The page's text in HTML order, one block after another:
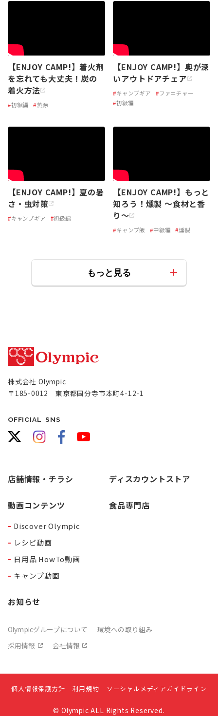
【ENJOY CAMP!】着火剤
を忘れても大丈夫！炭の
着火方法
#初級編 #熱源
【ENJOY CAMP!】奥が深
いアウトドアチェア
#キャンプギア #ファニチャー
#初級編
【ENJOY CAMP!】夏の暑
さ・虫対策
#キャンプギア #初級編
【ENJOY CAMP!】もっと
知ろう！燻製 〜食材と香
り〜
#キャンプ飯 #中級編 #燻製
もっと見る
株式会社 Olympic
〒185-0012 東京都国分寺市本町4-12-1
OFFICIAL SNS
店舗情報・チラシ
動画コンテンツ
Discover Olympic
レシピ動画
日用品 HowTo動画
キャンプ動画
お知らせ
ディスカウントストア
食品専門店
Olympicグループについて
環境への取り組み
採用情報
会社情報
個人情報保護方針 利用規約 ソーシャルメディアガイドライン
© Olympic ALL Rights Reserved.